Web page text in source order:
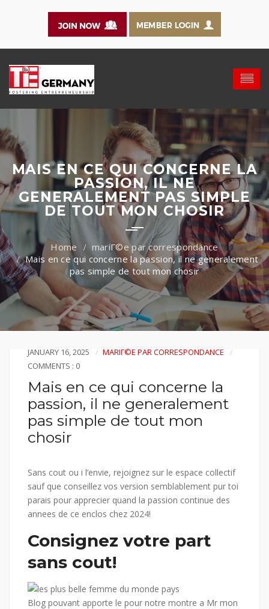
MAIS EN CE QUI CONCERNE LA
PASSION, IL NE
GENERALEMENT PAS SIMPLE
DE TOUT MON CHOSIR
mariГ©e par correspondance
Mais en ce qui concerne la passion, il ne generalement
pas simple de tout mon chosir
JANUARY 16, 2025
MARIГ©E PAR CORRESPONDANCE
COMMENTS : 0
Mais en ce qui concerne la
passion, il ne generalement
pas simple de tout mon
chosir
Sans cout ou i l’envie, rejoignez sur le espace collectif
sauf que conseillez vos version semblablement pur toi
parais pour apprecier quand la passion continue des
annees de ce enclos chez 2024!
Consignez votre part
sans cout!
Blog pouvant apporte le pour notre montre a Mr mon